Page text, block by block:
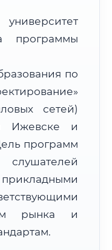
+7 (3412)
426000–426999
МСК+1 (UTC+4)
программы
по
сетей)
Ижевске и
программ
рынка и